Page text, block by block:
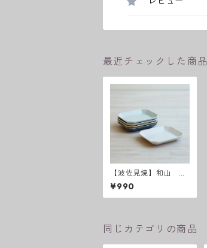
最近チェックした商品
【波佐見焼】和山 八
角シリーズ プレート
M
¥990
同じカテゴリの商品